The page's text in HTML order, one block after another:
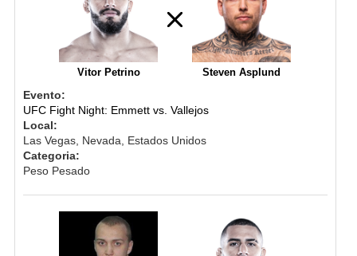
Vitor Petrino Steven Asplund
Evento:
UFC Fight Night: Emmett vs. Vallejos
Local:
Las Vegas, Nevada, Estados Unidos
Categoria:
Peso Pesado